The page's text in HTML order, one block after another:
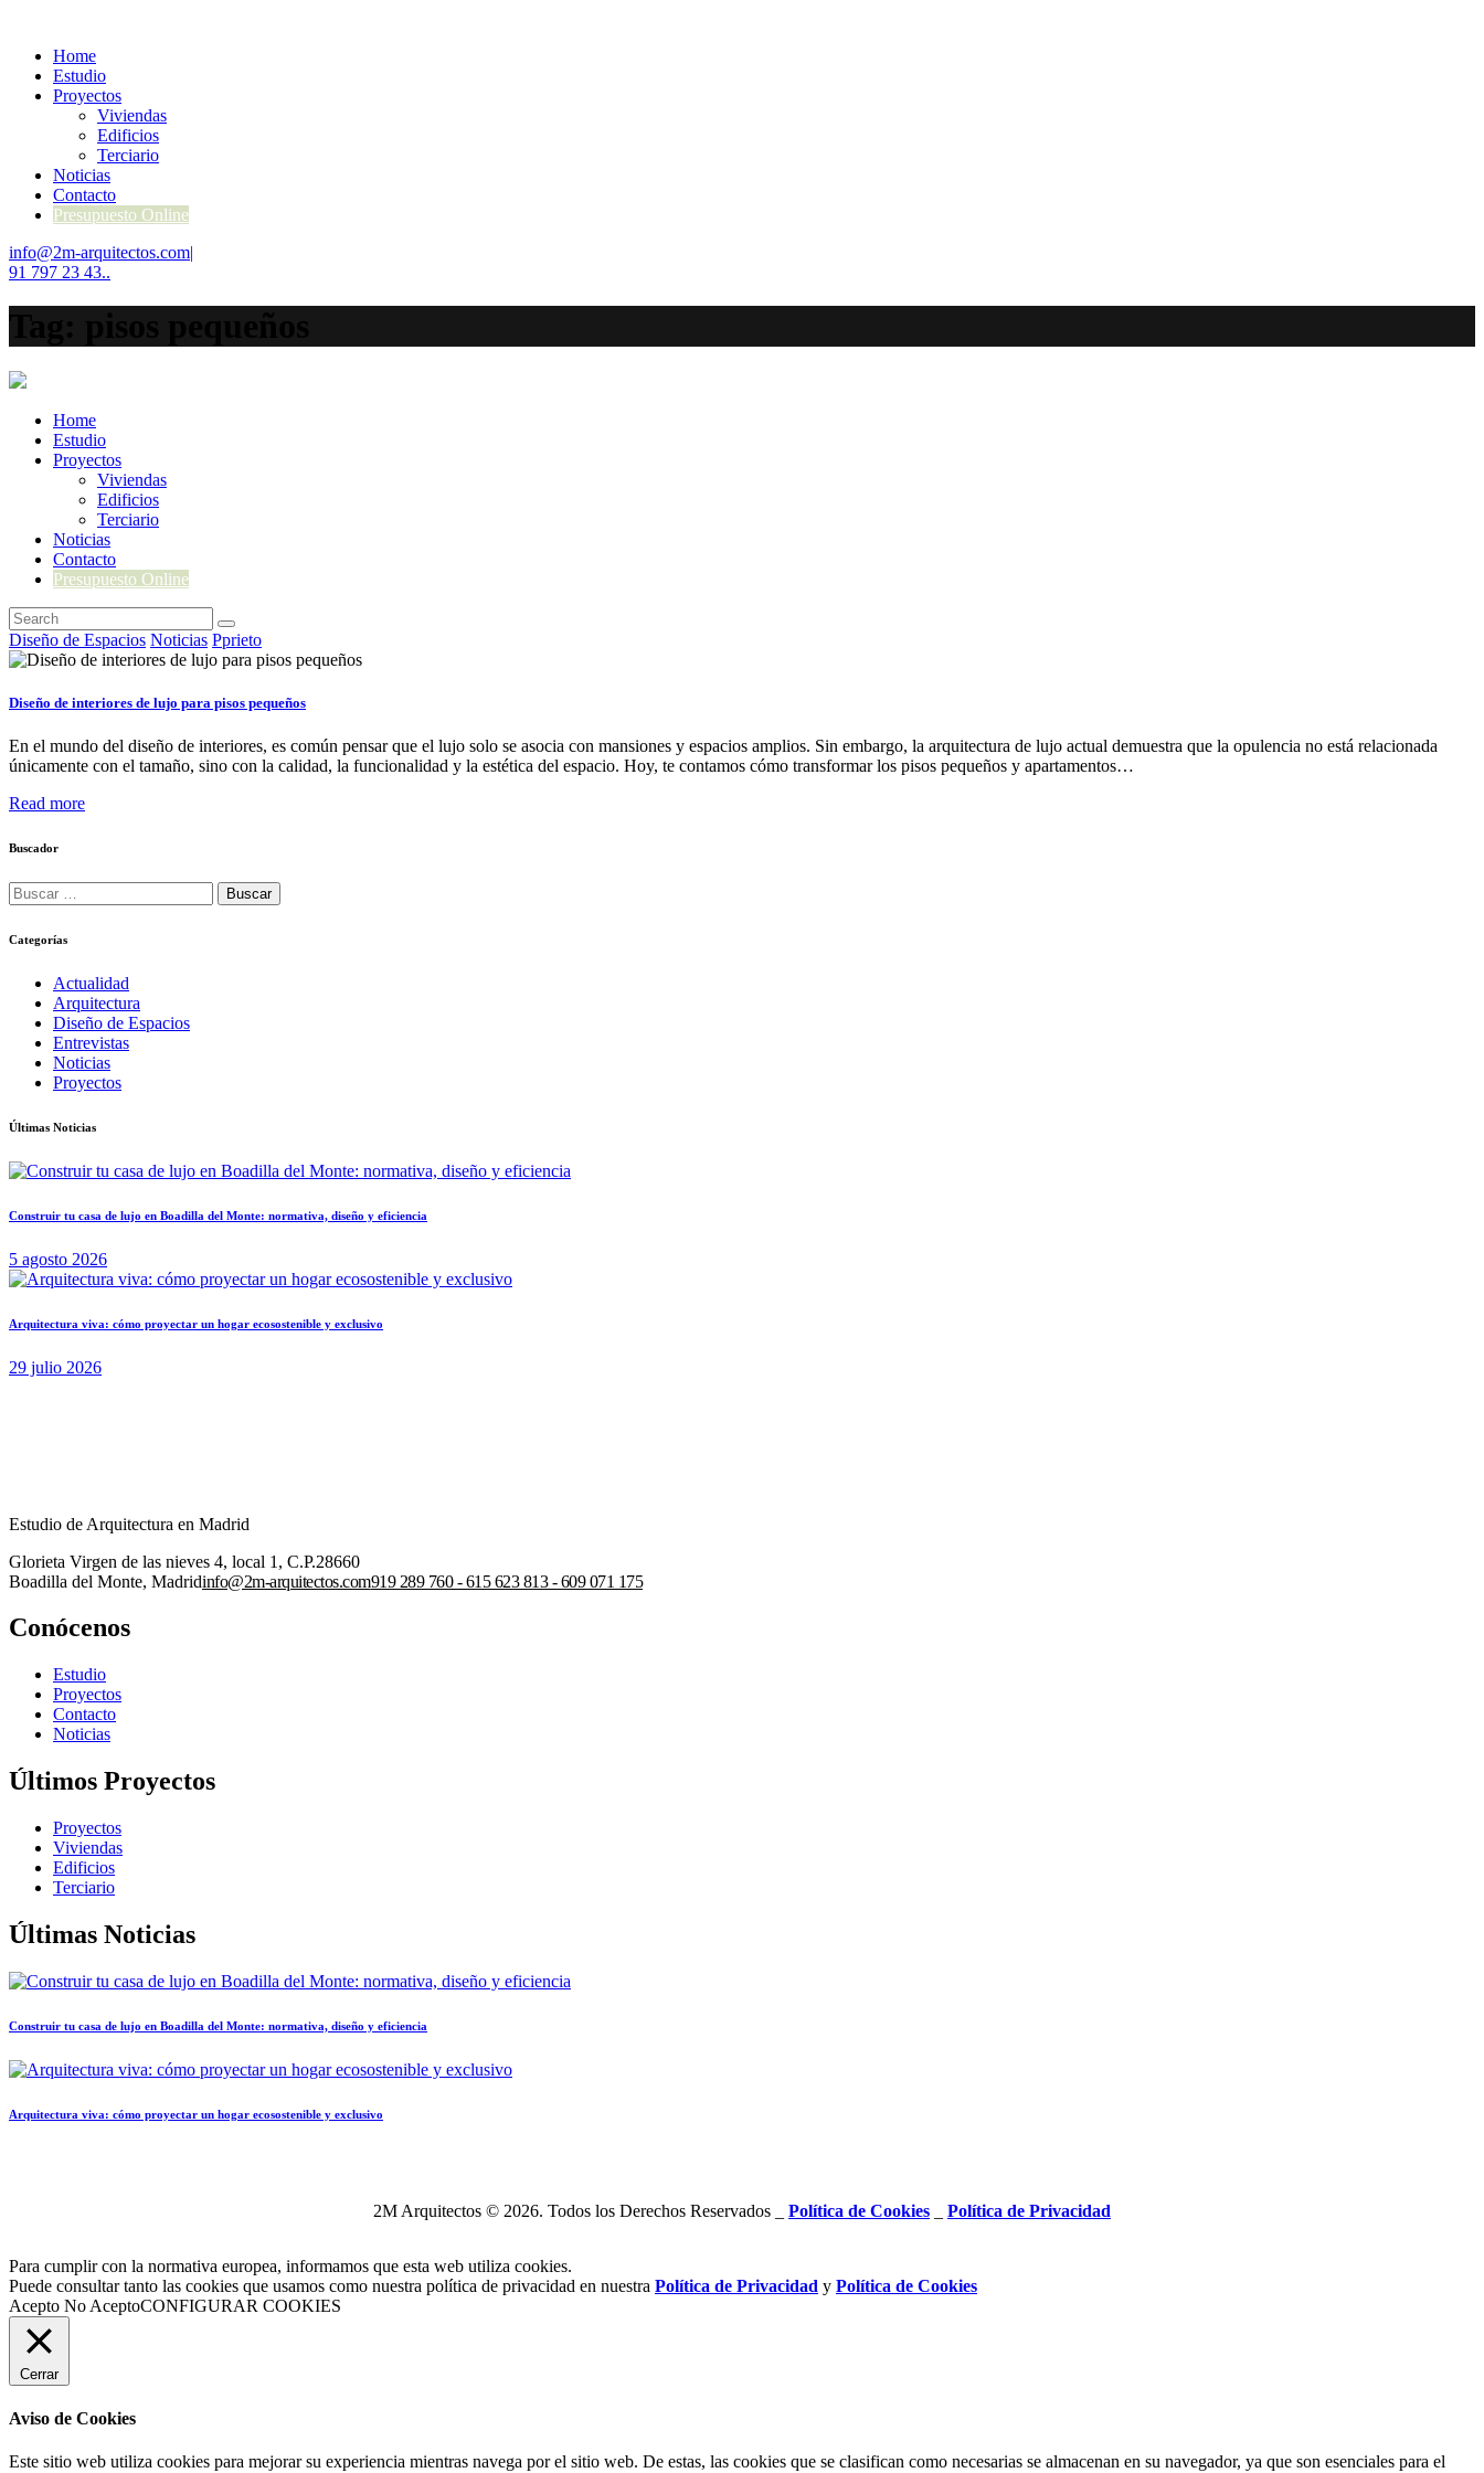
Home
Estudio
Proyectos
Viviendas
Edificios
Terciario
Noticias
Contacto
Presupuesto Online
info@2m-arquitectos.com|
91 797 23 43..
Home
Estudio
Proyectos
Viviendas
Edificios
Terciario
Noticias
Contacto
Presupuesto Online
Diseño de Espacios Noticias Pprieto
Diseño de interiores de lujo para pisos pequeños
En el mundo del diseño de interiores, es común pensar que el lujo solo se asocia con mansiones y espacios amplios. Sin embargo, la arquitectura de lujo actual demuestra que la opulencia no está relacionada
únicamente con el tamaño, sino con la calidad, la funcionalidad y la estética del espacio. Hoy, te contamos cómo transformar los pisos pequeños y apartamentos…
Read more
Buscador
Buscar:
Categorías
Actualidad
Arquitectura
Diseño de Espacios
Entrevistas
Noticias
Proyectos
Últimas Noticias
Construir tu casa de lujo en Boadilla del Monte: normativa, diseño y eficiencia
5 agosto 2026
Arquitectura viva: cómo proyectar un hogar ecosostenible y exclusivo
29 julio 2026
Estudio de Arquitectura en Madrid
Glorieta Virgen de las nieves 4, local 1, C.P.28660
Boadilla del Monte, Madridinfo@2m-arquitectos.com919 289 760 - 615 623 813 - 609 071 175
Conócenos
Estudio
Proyectos
Contacto
Noticias
Últimos Proyectos
Proyectos
Viviendas
Edificios
Terciario
Últimas Noticias
Construir tu casa de lujo en Boadilla del Monte: normativa, diseño y eficiencia
Arquitectura viva: cómo proyectar un hogar ecosostenible y exclusivo
2M Arquitectos © 2026. Todos los Derechos Reservados _ Política de Cookies Política de Privacidad
Para cumplir con la normativa europea, informamos que esta web utiliza cookies.
Puede consultar tanto las cookies que usamos como nuestra política de privacidad en nuestra Política de Privacidad y Política de Cookies
Acepto No AceptoCONFIGURAR COOKIES
Cerrar
Aviso de Cookies
Este sitio web utiliza cookies para mejorar su experiencia mientras navega por el sitio web. De estas, las cookies que se clasifican como necesarias se almacenan en su navegador, ya que son esenciales para el